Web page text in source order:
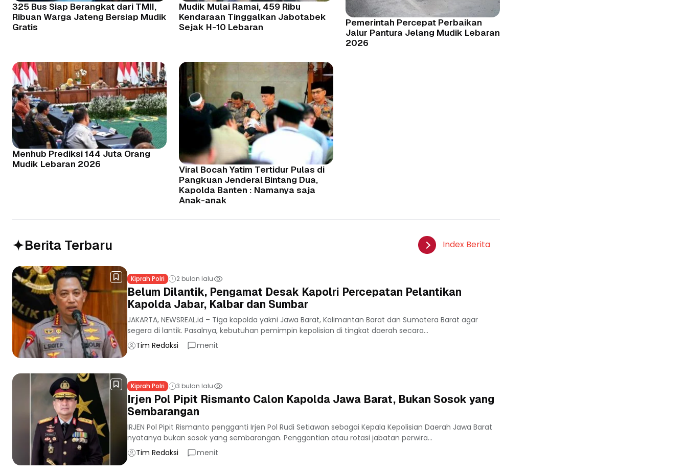
325 Bus Siap Berangkat dari TMII,
Ribuan Warga Jateng Bersiap Mudik
Gratis
Mudik Mulai Ramai, 459 Ribu
Kendaraan Tinggalkan Jabotabek
Sejak H-10 Lebaran
Pemerintah Percepat Perbaikan
Jalur Pantura Jelang Mudik Lebaran
2026
Menhub Prediksi 144 Juta Orang
Mudik Lebaran 2026
Viral Bocah Yatim Tertidur Pulas di
Pangkuan Jenderal Bintang Dua,
Kapolda Banten : Namanya saja
Anak-anak
Berita Terbaru Index Berita
Kiprah Polri 2 bulan lalu
Belum Dilantik, Pengamat Desak Kapolri Percepatan Pelantikan
Kapolda Jabar, Kalbar dan Sumbar
JAKARTA, NEWSREAL.id – Tiga kapolda yakni Jawa Barat, Kalimantan Barat dan Sumatera Barat agar
segera di lantik. Pasalnya, kebutuhan pemimpin kepolisian di tingkat daerah secara...
Tim Redaksi
menit
Kiprah Polri 3 bulan lalu
Irjen Pol Pipit Rismanto Calon Kapolda Jawa Barat, Bukan Sosok yang
Sembarangan
IRJEN Pol Pipit Rismanto pengganti Irjen Pol Rudi Setiawan sebagai Kepala Kepolisian Daerah Jawa Barat
nyatanya bukan sosok yang sembarangan. Penggantian atau rotasi jabatan perwira...
Tim Redaksi
menit